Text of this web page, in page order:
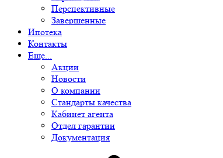
Перспективные
Завершенные
Ипотека
Контакты
Еще...
Акции
Новости
О компании
Стандарты качества
Кабинет агента
Отдел гарантии
Документация